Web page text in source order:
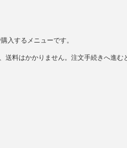
入するメニューです。
送料はかかりません。注文手続きへ進む